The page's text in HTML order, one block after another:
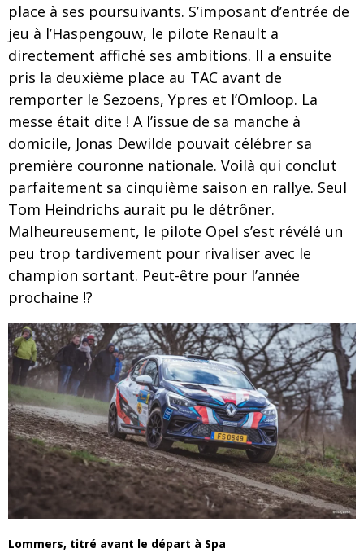
place à ses poursuivants. S’imposant d’entrée de
jeu à l’Haspengouw, le pilote Renault a
directement affiché ses ambitions. Il a ensuite
pris la deuxième place au TAC avant de
remporter le Sezoens, Ypres et l’Omloop. La
messe était dite ! A l’issue de sa manche à
domicile, Jonas Dewilde pouvait célébrer sa
première couronne nationale. Voilà qui conclut
parfaitement sa cinquième saison en rallye. Seul
Tom Heindrichs aurait pu le détrôner.
Malheureusement, le pilote Opel s’est révélé un
peu trop tardivement pour rivaliser avec le
champion sortant. Peut-être pour l’année
prochaine !?
Lommers, titré avant le départ à Spa